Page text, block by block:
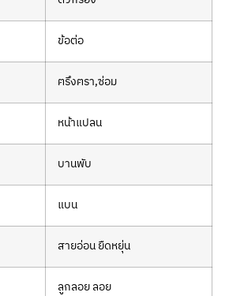
ข้อต่อ
ฅรึงฅรา,ซ่อม
หน้าแปลน
บานพับ
แบน
สายอ่อน ยืดหยุ่น
ลูกลอย ลอย